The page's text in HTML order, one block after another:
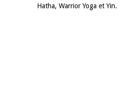
Hatha, Warrior Yoga et Yin.